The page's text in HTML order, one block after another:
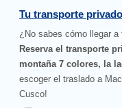
Tu transporte
¿No sabes cómo llegar
Reserva el transporte
montaña 7 colores, la
escoger el traslado a
Cusco!